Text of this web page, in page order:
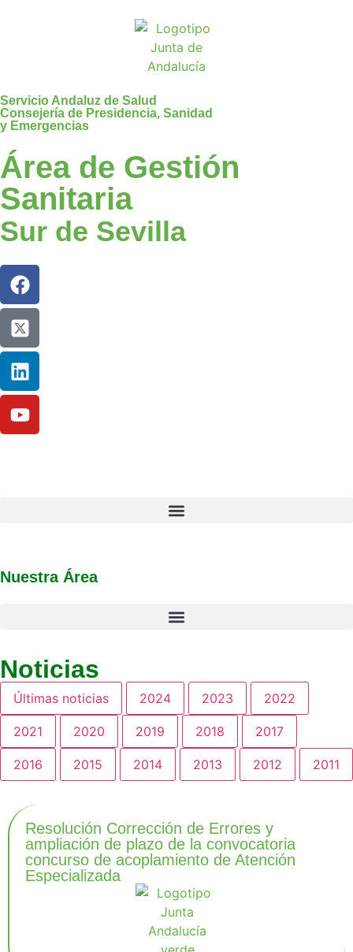
Servicio Andaluz de Salud
Consejería de Presidencia, Sanidad
y Emergencias
Área de Gestión
Sanitaria
Sur de Sevilla
Nuestra Área
Noticias
Últimas noticias 2024 2023 2022
2021 2020 2019 2018 2017
2016 2015 2014 2013 2012 2011
Resolución Corrección de Errores y
ampliación de plazo de la convocatoria
concurso de acoplamiento de Atención
Especializada